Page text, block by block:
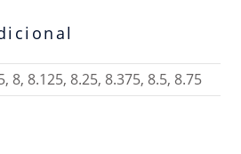
8, 8.125, 8.25, 8.375, 8.5, 8.75